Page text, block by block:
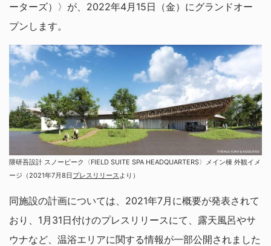
ーターズ）〉が、2022年4月15日（金）にグランドオー
プンします。
隈研吾設計 スノーピーク〈FIELD SUITE SPA HEADQUARTERS〉メイン棟 外観イメ
ージ（2021年7月8日 プレスリリース より）
同施設の計画については、2021年7月に概要が発表されて
おり、1月31日付けのプレスリリースにて、露天風呂やサ
ウナなど、温浴エリアに関する情報が一部公開されました